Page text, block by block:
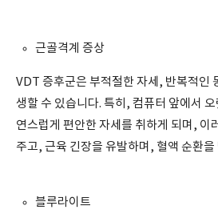
근골격계 증상
VDT 증후군은 부적절한 자세, 반복적인
생할 수 있습니다. 특히, 컴퓨터 앞에서
연스럽게 편안한 자세를 취하게 되며, 이
주고, 근육 긴장을 유발하며, 혈액 순환을
블루라이트